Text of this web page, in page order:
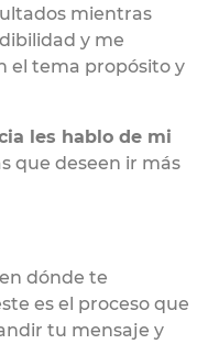
mientras
y me
el tema propósito y
les hablo de mi
que deseen ir más
dónde te
es el proceso que
tu mensaje y